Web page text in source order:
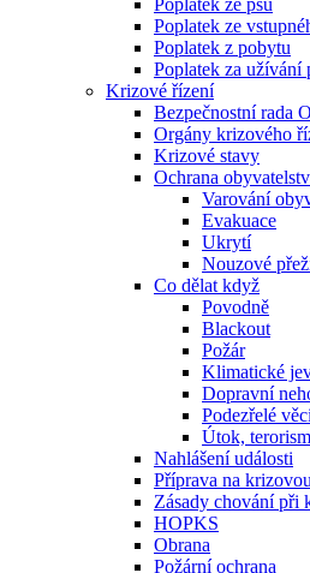
Poplatek ze psů
Poplatek ze
Poplatek z pobytu
Poplatek za užívání
Krizové řízení
Bezpečnostní rada
Orgány krizového
Krizové stavy
Ochrana
Varování
Evakuace
Ukrytí
Nouzové
Co dělat když
Povodně
Blackout
Požár
Klimatické
Dopravní
Podezřelé věci
Útok,
Nahlášení události
Příprava na
Zásady chování při
HOPKS
Obrana
Požární ochrana